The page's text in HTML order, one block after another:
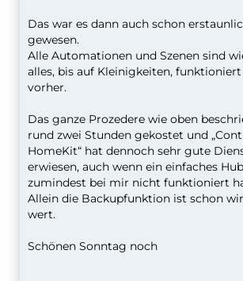
Das war es dann auch schon
gewesen.
Alle Automationen und Szenen sind
alles, bis auf Kleinigkeiten,
vorher.
Das ganze Prozedere wie oben
rund zwei Stunden gekostet und
HomeKit“ hat dennoch sehr gute
erwiesen, auch wenn ein einfaches
zumindest bei mir nicht funktioniert
Allein die Backupfunktion ist schon
wert.
Schönen Sonntag noch